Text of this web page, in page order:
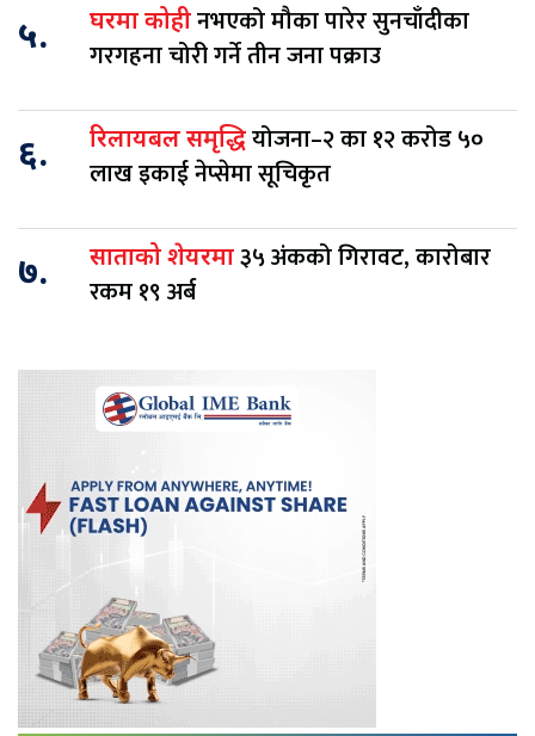
५. घरमा कोहीनभएको मौका पारेर सुनचाँदीका
गरगहना चोरी गर्ने तीन जना पक्राउ
६. रिलायबल समृद्धियोजना–२ का १२ करोड ५०
लाख इकाई नेप्सेमा सूचिकृत
७. साताको शेयरमा३५ अंकको गिरावट, कारोबार
रकम १९ अर्ब